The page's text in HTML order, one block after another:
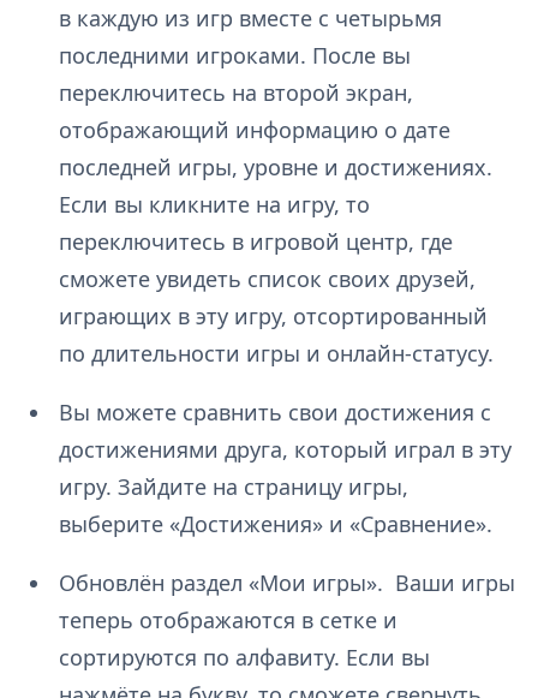
в каждую из игр вместе с четырьмя
последними игроками. После вы
переключитесь на второй экран,
отображающий информацию о дате
последней игры, уровне и достижениях.
Если вы кликните на игру, то
переключитесь в игровой центр, где
сможете увидеть список своих друзей,
играющих в эту игру, отсортированный
по длительности игры и онлайн-статусу.
Вы можете сравнить свои достижения с
достижениями друга, который играл в эту
игру. Зайдите на страницу игры,
выберите «Достижения» и «Сравнение».
Обновлён раздел «Мои игры». Ваши игры
теперь отображаются в сетке и
сортируются по алфавиту. Если вы